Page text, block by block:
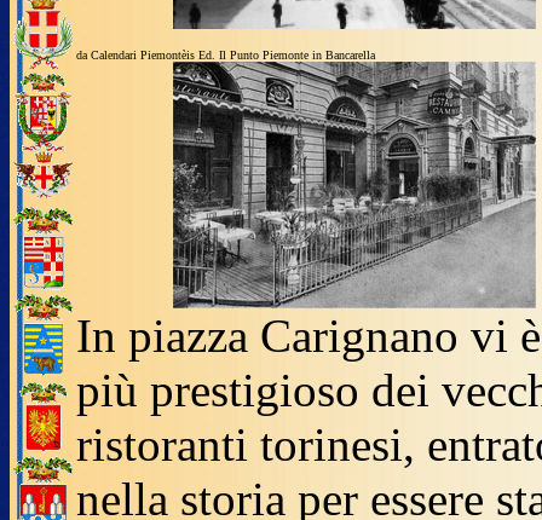
da Calendari Piemontèis Ed. Il Punto Piemonte in Bancarella
In piazza Carignano vi
più prestigioso dei
ristoranti torinesi,
nella storia per essere